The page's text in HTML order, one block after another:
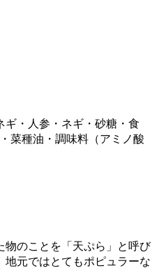
ギ・人参・ネギ・砂糖・食
菜種油・調味料（アミノ酸
物のことを「天ぷら」と呼び
地元ではとてもポピュラーな